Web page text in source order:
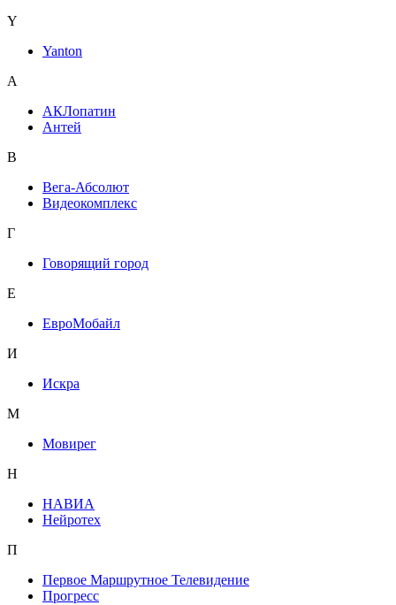
Y
Yanton
А
АКЛопатин
Антей
В
Вега-Абсолют
Видеокомплекс
Г
Говорящий город
Е
ЕвроМобайл
И
Искра
М
Мовирег
Н
НАВИА
Нейротех
П
Первое Маршрутное Телевидение
Прогресс